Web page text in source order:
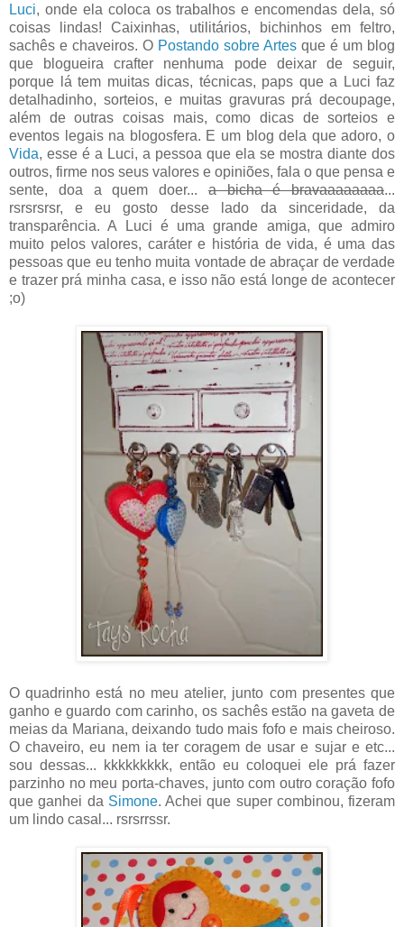
Luci, onde ela coloca os trabalhos e encomendas dela, só
coisas lindas! Caixinhas, utilitários, bichinhos em feltro,
sachês e chaveiros. O Postando sobre Artes que é um blog
que blogueira crafter nenhuma pode deixar de seguir,
porque lá tem muitas dicas, técnicas, paps que a Luci faz
detalhadinho, sorteios, e muitas gravuras prá decoupage,
além de outras coisas mais, como dicas de sorteios e
eventos legais na blogosfera. E um blog dela que adoro, o
Vida, esse é a Luci, a pessoa que ela se mostra diante dos
outros, firme nos seus valores e opiniões, fala o que pensa e
sente, doa a quem doer...a bicha é bravaaaaaaaa...
rsrsrsrsr, e eu gosto desse lado da sinceridade, da
transparência. A Luci é uma grande amiga, que admiro
muito pelos valores, caráter e história de vida, é uma das
pessoas que eu tenho muita vontade de abraçar de verdade
e trazer prá minha casa, e isso não está longe de acontecer
;o)
O quadrinho está no meu atelier, junto com presentes que
ganho e guardo com carinho, os sachês estão na gaveta de
meias da Mariana, deixando tudo mais fofo e mais cheiroso.
O chaveiro, eu nem ia ter coragem de usar e sujar e etc...
sou dessas... kkkkkkkkk, então eu coloquei ele prá fazer
parzinho no meu porta-chaves, junto com outro coração fofo
que ganhei da Simone. Achei que super combinou, fizeram
um lindo casal... rsrsrrssr.